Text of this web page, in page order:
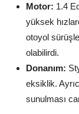
Motor: 1.4
yüksek
otoyol
olabilirdi.
Donanım:
eksiklik.
sunulması